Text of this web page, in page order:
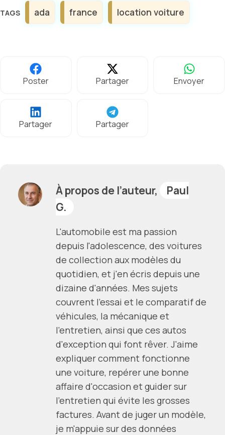
Étiquettes
ada france location voiture
Poster Partager Envoyer
Partager Partager
À propos de l’auteur,
Paul
G.
L'automobile est ma passion
depuis l'adolescence, des voitures
de collection aux modèles du
quotidien, et j'en écris depuis une
dizaine d'années. Mes sujets
couvrent l'essai et le comparatif de
véhicules, la mécanique et
l'entretien, ainsi que ces autos
d'exception qui font rêver. J'aime
expliquer comment fonctionne
une voiture, repérer une bonne
affaire d'occasion et guider sur
l'entretien qui évite les grosses
factures. Avant de juger un modèle,
je m'appuie sur des données